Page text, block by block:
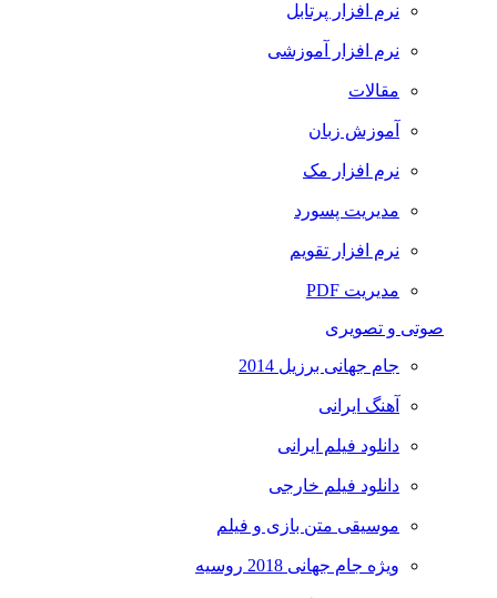
نرم افزار پرتابل
نرم افزار آموزشی
مقالات
آموزش زبان
نرم افزار مک
مدیریت پسورد
نرم افزار تقویم
مدیریت PDF
صوتی و تصویری
جام جهانی برزیل 2014
آهنگ ایرانی
دانلود فیلم ایرانی
دانلود فیلم خارجی
موسیقی متن بازی و فیلم
ویژه جام جهانی 2018 روسیه